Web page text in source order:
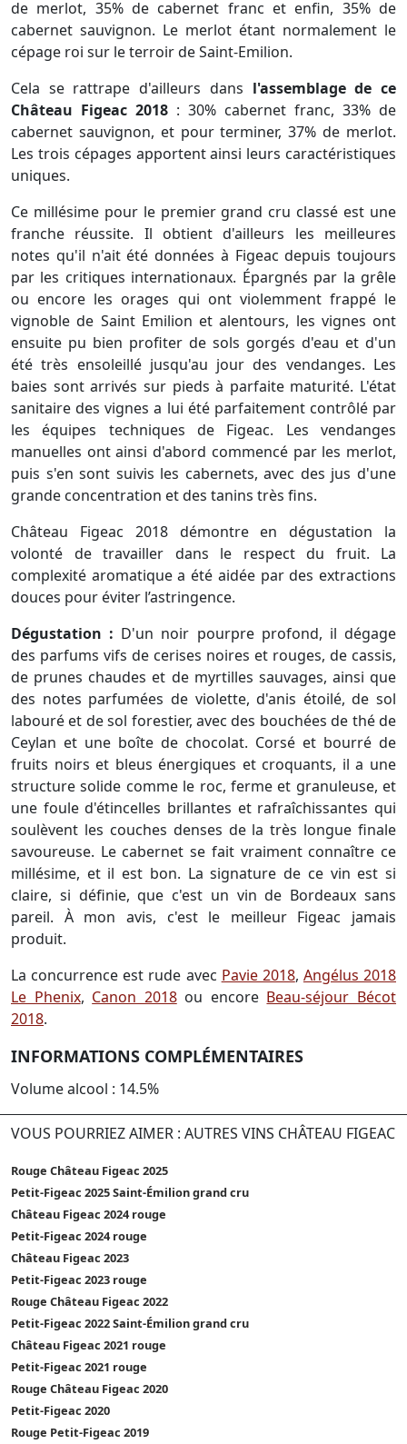
de merlot, 35% de cabernet franc et enfin, 35% de
cabernet sauvignon. Le merlot étant normalement le
cépage roi sur le terroir de Saint-Emilion.
Cela se rattrape d'ailleurs dans l'assemblage de ce
Château Figeac 2018 : 30% cabernet franc, 33% de
cabernet sauvignon, et pour terminer, 37% de merlot.
Les trois cépages apportent ainsi leurs caractéristiques
uniques.
Ce millésime pour le premier grand cru classé est une
franche réussite. Il obtient d'ailleurs les meilleures
notes qu'il n'ait été données à Figeac depuis toujours
par les critiques internationaux. Épargnés par la grêle
ou encore les orages qui ont violemment frappé le
vignoble de Saint Emilion et alentours, les vignes ont
ensuite pu bien profiter de sols gorgés d'eau et d'un
été très ensoleillé jusqu'au jour des vendanges. Les
baies sont arrivés sur pieds à parfaite maturité. L'état
sanitaire des vignes a lui été parfaitement contrôlé par
les équipes techniques de Figeac. Les vendanges
manuelles ont ainsi d'abord commencé par les merlot,
puis s'en sont suivis les cabernets, avec des jus d'une
grande concentration et des tanins très fins.
Château Figeac 2018 démontre en dégustation la
volonté de travailler dans le respect du fruit. La
complexité aromatique a été aidée par des extractions
douces pour éviter l’astringence.
Dégustation : D'un noir pourpre profond, il dégage
des parfums vifs de cerises noires et rouges, de cassis,
de prunes chaudes et de myrtilles sauvages, ainsi que
des notes parfumées de violette, d'anis étoilé, de sol
labouré et de sol forestier, avec des bouchées de thé de
Ceylan et une boîte de chocolat. Corsé et bourré de
fruits noirs et bleus énergiques et croquants, il a une
structure solide comme le roc, ferme et granuleuse, et
une foule d'étincelles brillantes et rafraîchissantes qui
soulèvent les couches denses de la très longue finale
savoureuse. Le cabernet se fait vraiment connaître ce
millésime, et il est bon. La signature de ce vin est si
claire, si définie, que c'est un vin de Bordeaux sans
pareil. À mon avis, c'est le meilleur Figeac jamais
produit.
La concurrence est rude avec Pavie 2018, Angélus 2018
Le Phenix, Canon 2018ou encore Beau-séjour Bécot
2018.
INFORMATIONS COMPLÉMENTAIRES
Volume alcool : 14.5%
VOUS POURRIEZ AIMER : AUTRES VINS CHÂTEAU FIGEAC
Rouge Château Figeac 2025
Petit-Figeac 2025 Saint-Émilion grand cru
Château Figeac 2024 rouge
Petit-Figeac 2024 rouge
Château Figeac 2023
Petit-Figeac 2023 rouge
Rouge Château Figeac 2022
Petit-Figeac 2022 Saint-Émilion grand cru
Château Figeac 2021 rouge
Petit-Figeac 2021 rouge
Rouge Château Figeac 2020
Petit-Figeac 2020
Rouge Petit-Figeac 2019